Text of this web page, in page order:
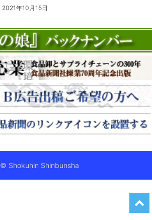
2021年10月15日
© Shokuhin Shinbunsha